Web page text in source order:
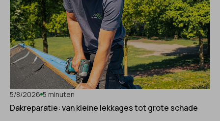
5/8/2026 5 minuten
Dakreparatie: van kleine lekkages tot grote schade